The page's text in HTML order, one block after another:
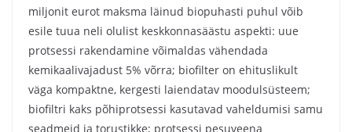
miljonit eurot maksma läinud biopuhasti puhul võib
esile tuua neli olulist keskkonnasäästu aspekti: uue
protsessi rakendamine võimaldas vähendada
kemikaalivajadust 5% võrra; biofilter on ehituslikult
väga kompaktne, kergesti laiendatav moodulsüsteem;
biofiltri kaks põhiprotsessi kasutavad vaheldumisi samu
seadmeid ja torustikke; protsessi pesuveena